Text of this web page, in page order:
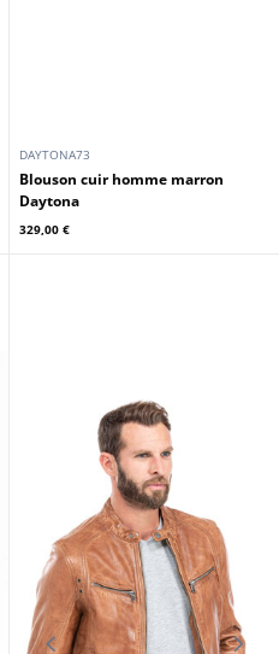
DAYTONA73
Blouson cuir homme marron
Daytona
329,00 €